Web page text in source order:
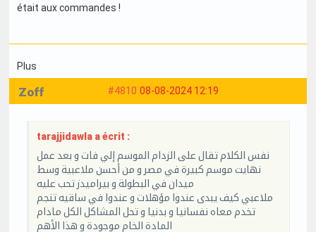
était aux commandes !
Plus
#4810 08-08-2024 12:19
Zoff
tarajjidawla a écrit :
نفس الكلام تقال على الزدام الموسم إلي فات و بعد عمل
نهايت موسم كبيرة في مصر و من أحسن ملاعبية وسط
ميدان في البطولة و بيراميدز تحب عليه
ملاعبي كيف يبدى عندوا مؤهلات و عندوا في ساقيه تنجم
تخدم معاه نفسانيا و بدنيا و تحل المشاكل الكل مادام
المادة الخام موجودة و هذا الأهم